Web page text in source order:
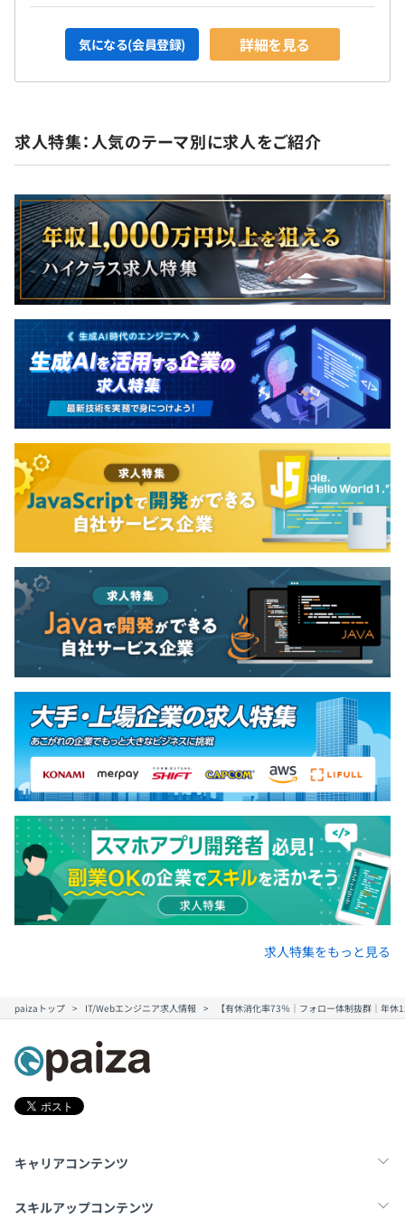
気になる(会員登録) 詳細を見る
求人特集：人気のテーマ別に求人をご紹介
求人特集をもっと見る
paizaトップ IT/Webエンジニア求人情報 【有休消化率73％｜フォロー体制抜群｜年
キャリアコンテンツ
転職・キャリア
スキルアップコンテンツ